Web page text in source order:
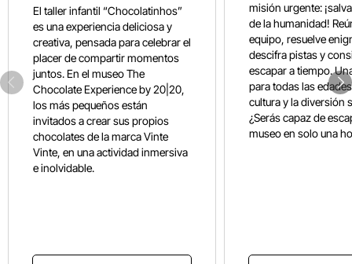
El taller infantil “Chocolatinhos”
es una experiencia deliciosa y
creativa, pensada para celebrar el
placer de compartir momentos
juntos. En el museo The
Chocolate Experience by 20|20,
los más pequeños están
invitados a crear sus propios
chocolates de la marca Vinte
Vinte, en una actividad inmersiva
e inolvidable.
misión urgente:
de la humanidad!
equipo, resuelve
descifra pistas y
escapar a tiempo.
para todas las
cultura y la diversión
¿Serás capaz de
museo en solo una